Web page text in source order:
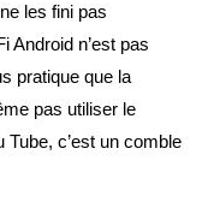
les fini pas
Android n’est pas
pratique que la
pas utiliser le
Tube, c’est un comble